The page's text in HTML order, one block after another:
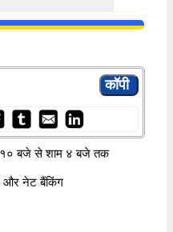
१० बजे से शाम ४ बजे तक
और नेट बैंकिंग